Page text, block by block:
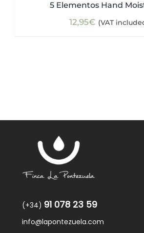
5 Elementos Hand
12,95€ (VAT
(+34) 91 078 23 59
info@lapontezuela.com